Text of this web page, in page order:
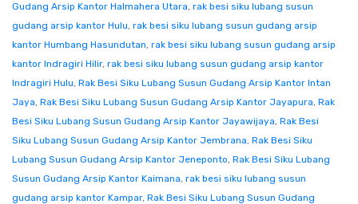
Gudang Arsip Kantor Halmahera Utara, rak besi siku lubang susun
gudang arsip kantor Hulu, rak besi siku lubang susun gudang arsip
kantor Humbang Hasundutan, rak besi siku lubang susun gudang arsip
kantor Indragiri Hilir, rak besi siku lubang susun gudang arsip kantor
Indragiri Hulu, Rak Besi Siku Lubang Susun Gudang Arsip Kantor Intan
Jaya, Rak Besi Siku Lubang Susun Gudang Arsip Kantor Jayapura, Rak
Besi Siku Lubang Susun Gudang Arsip Kantor Jayawijaya, Rak Besi
Siku Lubang Susun Gudang Arsip Kantor Jembrana, Rak Besi Siku
Lubang Susun Gudang Arsip Kantor Jeneponto, Rak Besi Siku Lubang
Susun Gudang Arsip Kantor Kaimana, rak besi siku lubang susun
gudang arsip kantor Kampar, Rak Besi Siku Lubang Susun Gudang